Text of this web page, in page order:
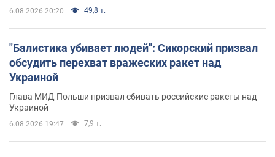
6.08.2026 20:20 49,8 т.
"Балистика убивает людей": Сикорский призвал
обсудить перехват вражеских ракет над
Украиной
Глава МИД Польши призвал сбивать российские ракеты над
Украиной
6.08.2026 19:47 7,9 т.